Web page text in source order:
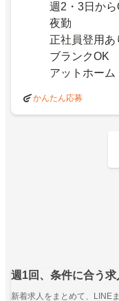
週2・3日から
夜勤
正社員登用あ
ブランクOK
アットホーム
かんたん応募
週1回、条件に合う
新着求人をまとめて、LINE